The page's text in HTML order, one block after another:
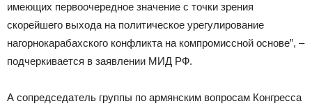
имеющих первоочередное значение с точки зрения
скорейшего выхода на политическое урегулирование
нагорнокарабахского конфликта на компромиссной основе”, –
подчеркивается в заявлении МИД РФ.
А сопредседатель группы по армянским вопросам Конгресса